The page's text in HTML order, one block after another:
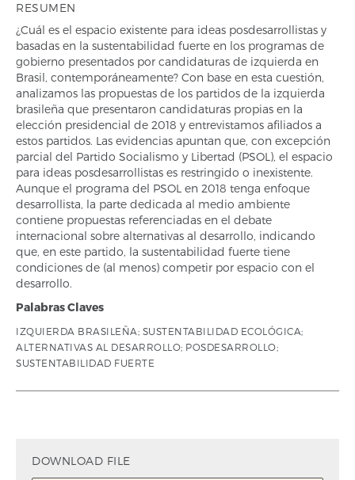
RESUMEN
¿Cuál es el espacio existente para ideas posdesarrollistas y
basadas en la sustentabilidad fuerte en los programas de
gobierno presentados por candidaturas de izquierda en
Brasil, contemporáneamente? Con base en esta cuestión,
analizamos las propuestas de los partidos de la izquierda
brasileña que presentaron candidaturas propias en la
elección presidencial de 2018 y entrevistamos afiliados a
estos partidos. Las evidencias apuntan que, con excepción
parcial del Partido Socialismo y Libertad (PSOL), el espacio
para ideas posdesarrollistas es restringido o inexistente.
Aunque el programa del PSOL en 2018 tenga enfoque
desarrollista, la parte dedicada al medio ambiente
contiene propuestas referenciadas en el debate
internacional sobre alternativas al desarrollo, indicando
que, en este partido, la sustentabilidad fuerte tiene
condiciones de (al menos) competir por espacio con el
desarrollo.
Palabras Claves
IZQUIERDA BRASILEÑA; SUSTENTABILIDAD ECOLÓGICA;
ALTERNATIVAS AL DESARROLLO; POSDESARROLLO;
SUSTENTABILIDAD FUERTE
DOWNLOAD FILE